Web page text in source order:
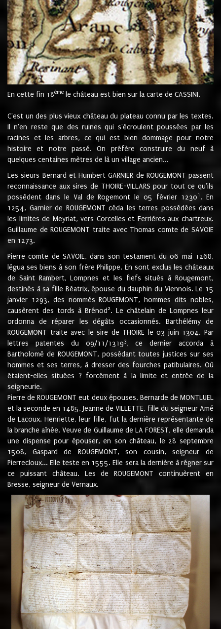
En cette fin 18ème le château est bien sur la carte de CASSINI.
C'est un des plus vieux château du plateau connu par les textes.
Il n'en reste que des ruines qui s'écroulent poussées par les
racines et les arbres, ce qui est bien dommage pour notre
histoire et notre passé. On préfère construire du neuf à
quelques centaines mètres de là un village ancien...
Les sieurs Bernard et Humbert GARNIER de ROUGEMONT passent
reconnaissance aux sires de THOIRE-VILLARS pour tout ce qu'ils
possèdent dans le Val de Rogemont le 05 février 12301 . En
1254, Garnier de ROUGEMONT céda les terres possédées dans
les limites de Meyriat, vers Corcelles et Ferrières aux chartreux.
Guillaume de ROUGEMONT traite avec Thomas comte de SAVOIE
en 1273.
Pierre comte de SAVOIE, dans son testament du 06 mai 1268,
légua ses biens à son frère Philippe. En sont exclus les châteaux
de Saint Rambert, Lompnes et les fiefs situés à Rougemont,
destinés à sa fille Béatrix, épouse du dauphin du Viennois. Le 15
janvier 1293, des nommés ROUGEMONT, hommes dits nobles,
causèrent des tords à Brénod 2. Le châtelain de Lompnes leur
ordonna de réparer les dégâts occasionnés. Barthélémy de
ROUGEMONT traite avec le sire de THOIRE le 03 juin 1304. Par
lettres patentes du 09/11/13193, ce dernier accorda à
Bartholomé de ROUGEMONT, possédant toutes justices sur ses
hommes et ses terres, à dresser des fourches patibulaires. Où
étaient-elles situées ? forcément à la limite et entrée de la
seigneurie.
Pierre de ROUGEMONT eut deux épouses, Bernarde de MONTLUEL
et la seconde en 1485, Jeanne de VILLETTE, fille du seigneur Amé
de Lacoux. Henriette, leur fille, fut la dernière représentante de
la branche aînée. Veuve de Guillaume de LA FOREST, elle demanda
une dispense pour épouser, en son château, le 28 septembre
1508, Gaspard de ROUGEMONT, son cousin, seigneur de
Pierrecloux... Elle teste en 1555. Elle sera la dernière à régner sur
ce puissant château. Les de ROUGEMONT continuèrent en
Bresse, seigneur de Vernaux.